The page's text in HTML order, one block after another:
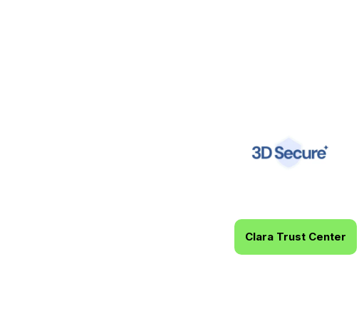
Clara Trust Center